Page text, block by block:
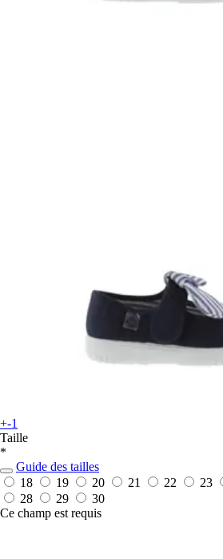
+-1
Taille
*
Guide des tailles
18
19 20 21 22 23
28
29
30
Ce champ est requis